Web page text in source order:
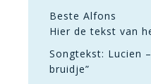
Beste Alfons
Hier de tekst van
Songtekst: Lucien
bruidje”